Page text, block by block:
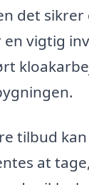
det
vigtig
tilbud
at